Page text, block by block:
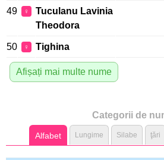
49 ♀
Tuculanu Lavinia
Theodora
50 ♀ Tighina
Afișați mai multe nume
Categorii de
Alfabet Lungime Silabe ţări